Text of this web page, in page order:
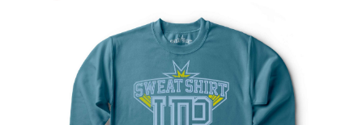
SELECT OPTIONS